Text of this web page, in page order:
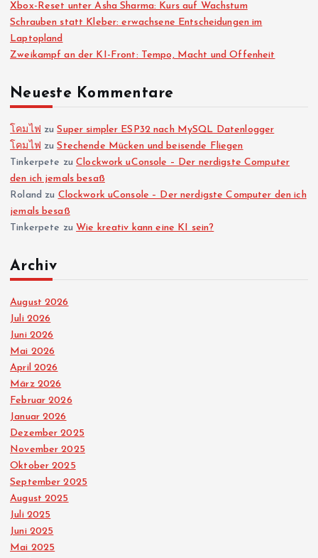
Xbox-Reset unter Asha Sharma: Kurs auf Wachstum
Schrauben statt Kleber: erwachsene Entscheidungen im
Laptopland
Zweikampf an der KI-Front: Tempo, Macht und Offenheit
Neueste Kommentare
โคมไฟ zuSuper simpler ESP32 nach MySQL Datenlogger
โคมไฟ zuStechende Mücken und beisende Fliegen
Tinkerpete zuClockwork uConsole – Der nerdigste Computer
den ich jemals besaß
Roland zu Clockwork uConsole – Der nerdigste Computer den ich
jemals besaß
Tinkerpete zu Wie kreativ kann eine KI sein?
Archiv
August 2026
Juli 2026
Juni 2026
Mai 2026
April 2026
März 2026
Februar 2026
Januar 2026
Dezember 2025
November 2025
Oktober 2025
September 2025
August 2025
Juli 2025
Juni 2025
Mai 2025